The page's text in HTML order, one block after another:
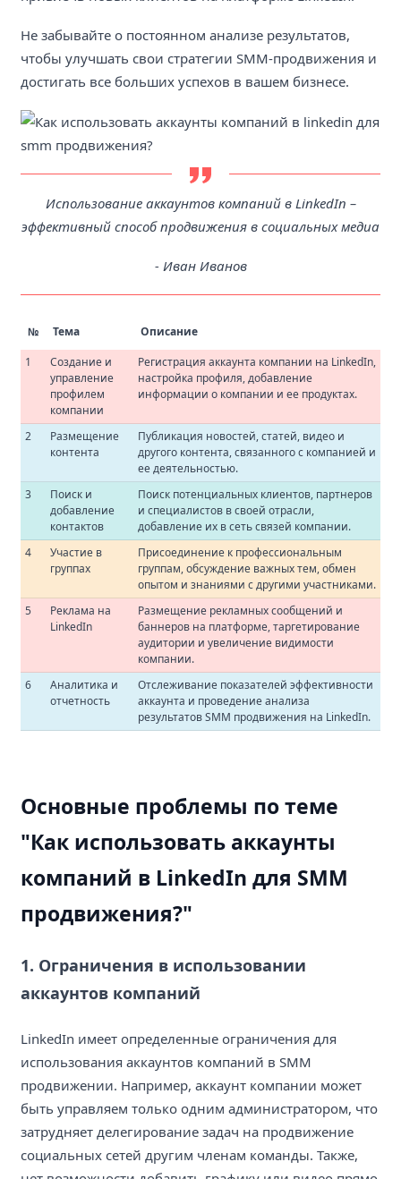
Не забывайте о постоянном анализе результатов,
чтобы улучшать свои стратегии SMM-продвижения и
достигать все больших успехов в вашем бизнесе.
Использование аккаунтов компаний в LinkedIn –
эффективный способ продвижения в социальных медиа
- Иван Иванов
№ Тема
Описание
1
Создание и
управление
профилем
компании
Регистрация аккаунта компании на LinkedIn,
настройка профиля, добавление
информации о компании и ее продуктах.
2
Размещение
контента
Публикация новостей, статей, видео и
другого контента, связанного с компанией и
ее деятельностью.
3
Поиск и
добавление
контактов
Поиск потенциальных клиентов, партнеров
и специалистов в своей отрасли,
добавление их в сеть связей компании.
4
Участие в
группах
Присоединение к профессиональным
группам, обсуждение важных тем, обмен
опытом и знаниями с другими участниками.
5
Реклама на
LinkedIn
Размещение рекламных сообщений и
баннеров на платформе, таргетирование
аудитории и увеличение видимости
компании.
6
Аналитика и
отчетность
Отслеживание показателей эффективности
аккаунта и проведение анализа
результатов SMM продвижения на LinkedIn.
Основные проблемы по теме
"Как использовать аккаунты
компаний в LinkedIn для SMM
продвижения?"
1. Ограничения в использовании
аккаунтов компаний
LinkedIn имеет определенные ограничения для
использования аккаунтов компаний в SMM
продвижении. Например, аккаунт компании может
быть управляем только одним администратором, что
затрудняет делегирование задач на продвижение
социальных сетей другим членам команды. Также,